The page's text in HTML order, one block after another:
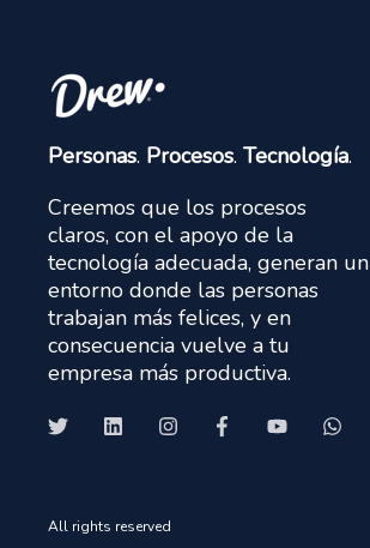
Personas. Procesos. Tecnología.
Creemos que los procesos
claros, con el apoyo de la
tecnología adecuada, generan un
entorno donde las personas
trabajan más felices, y en
consecuencia vuelve a tu
empresa más productiva.
All rights reserved